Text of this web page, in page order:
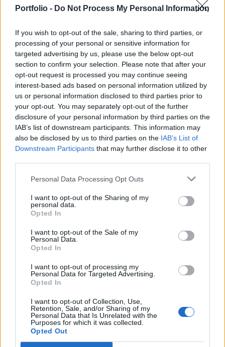
Portfolio - Do Not Process My Personal Information
If you wish to opt-out of the sale, sharing to third parties, or
processing of your personal or sensitive information for
targeted advertising by us, please use the below opt-out
section to confirm your selection. Please note that after your
opt-out request is processed you may continue seeing
interest-based ads based on personal information utilized by
us or personal information disclosed to third parties prior to
your opt-out. You may separately opt-out of the further
disclosure of your personal information by third parties on the
IAB’s list of downstream participants. This information may
also be disclosed by us to third parties on the IAB’s List of
Downstream Participants that may further disclose it to other
Personal Data Processing Opt Outs
I want to opt-out of the Sharing of my
personal data.
Opted In
I want to opt-out of the Sale of my
Personal Data.
Opted In
I want to opt-out of processing my
Personal Data for Targeted Advertising.
Opted In
I want to opt-out of Collection, Use,
Retention, Sale, and/or Sharing of my
Personal Data that Is Unrelated with the
Purposes for which it was collected.
Opted Out
lebontva ezzel a kereskedelmi és pénzügyi
befektetések végrehajtását az új tagállamokban,
majd az ott létrehozott vállalatok szabadon,
vámmentesen és mennyiségi korlátozások nélkül
szerezhetik be a termeléshez szükséges inputokat,
valamint adhatják el a saját termékeiket a
szövetségen belül. A külföldi tőke beáramlása
egyben technológiai transzfert, magasabb
termelékenységgel bíró gyártói kapacitás
létrehozását is jelenti, kihasználva a belépő
Ezáltal
a nyugati vállalatok olcsóbban tudják
országokban fejlett technológia mellett jönnek
létre új munkahelyek, serkentve a gazdasági
aktivitást, csökkentve a munkanélküliséget.
Hasonlókat tapasztalhatunk az EU-ban is a 2004-ben
csatlakozó országok, köztük Magyarország
esetében is. Fontos azonban megjegyezni, hogy már
2004 előtt, a rendszerváltást követően beindultak
ezek a gazdasági folyamatok. A 90-es években
megfigyelhető volt már a külföldi tőke beáramlása,
multinacionális vállalatok létrehozása és a